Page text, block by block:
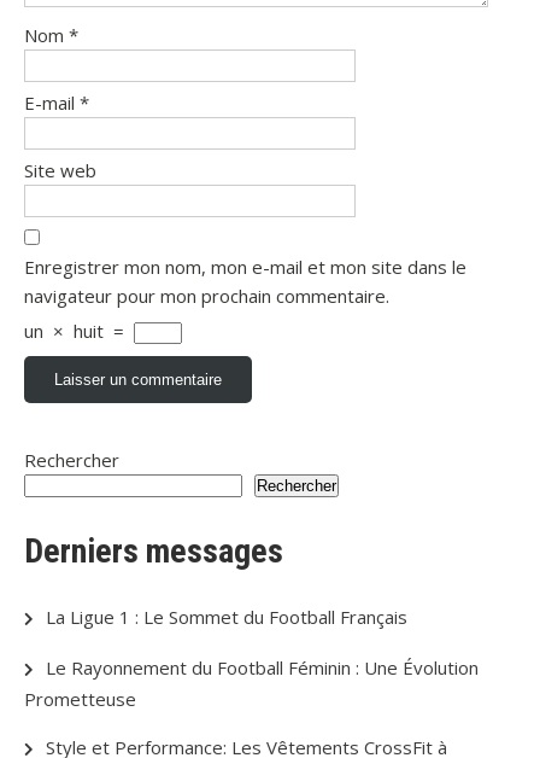
Nom *
E-mail *
Site web
Enregistrer mon nom, mon e-mail et mon site dans le
navigateur pour mon prochain commentaire.
un × huit =
Rechercher
Rechercher
Derniers messages
La Ligue 1 : Le Sommet du Football Français
Le Rayonnement du Football Féminin : Une Évolution
Prometteuse
Style et Performance: Les Vêtements CrossFit à